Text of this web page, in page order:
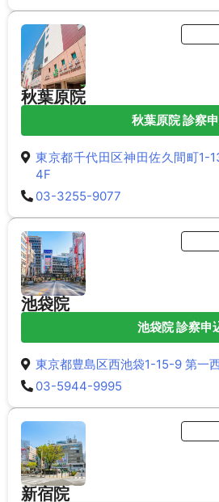
秋葉原院
秋葉原院 診察
東京都千代田区神田佐久間町1-
4F
03-3255-9077
池袋院
池袋院 診察申
東京都豊島区西池袋1-15-9 第一
03-5944-9995
新宿院